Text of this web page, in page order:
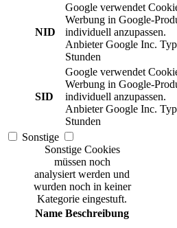
NID
Google verwendet
Werbung in Google-
individuell anzupassen.
Anbieter Google Inc. Typ
Stunden
SID
Google verwendet
Werbung in Google-
individuell anzupassen.
Anbieter Google Inc. Typ
Stunden
Sonstige
Sonstige Cookies
müssen noch
analysiert werden und
wurden noch in keiner
Kategorie eingestuft.
Name Beschreibung